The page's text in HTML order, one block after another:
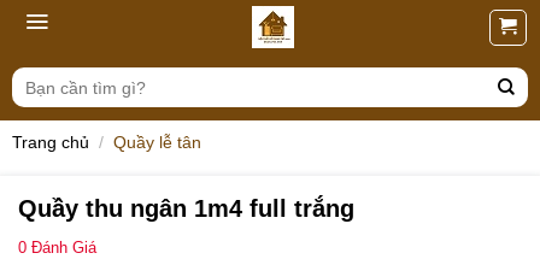
Skip
content
Tìm
kiếm:
Trang chủ / Quầy lễ tân
Quầy thu ngân 1m4 full trắng
0 Đánh Giá